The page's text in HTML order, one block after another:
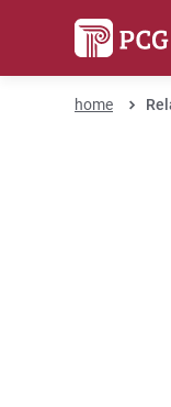
home